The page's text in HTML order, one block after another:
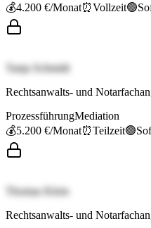
💰4.200 €/Monat⏰Vollzeit🟢
Tanja Schmidt
Rechtsanwalts- und
ProzessführungMediation
💰5.200 €/Monat⏰Teilzeit🟢
Thomas Klein
Rechtsanwalts- und